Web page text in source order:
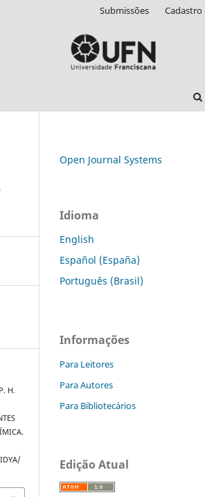
Submissões Cadastro
H.
Open Journal Systems
Idioma
English
Español (España)
Português (Brasil)
Informações
Para Leitores
Para Autores
Para Bibliotecários
Edição Atual